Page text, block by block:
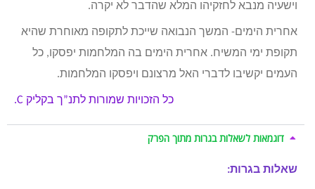
וישעיה מנבא לחזקיהו המלא שהדבר לא יקרה.
אחרית הימים- המשך הנבואה שייכת לתקופה מאוחרת שהיא
תקופת ימי המשיח. אחרית הימים בה המלחמות יפסקו, כל
העמים יקשיבו לדברי האל מרצונם ויפסקו המלחמות.
כל הזכויות שמורות לתנ”ך בקליק C.
דוגמאות לשאלות בגרות מתוך הפרק
שאלות בגרות: